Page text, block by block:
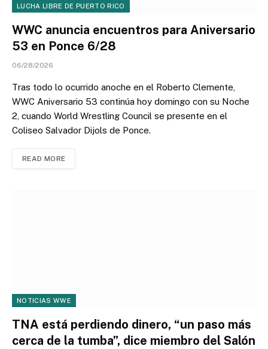
LUCHA LIBRE DE PUERTO RICO
WWC anuncia encuentros para Aniversario
53 en Ponce 6/28
06/28/2026
Tras todo lo ocurrido anoche en el Roberto Clemente,
WWC Aniversario 53 continúa hoy domingo con su Noche
2, cuando World Wrestling Council se presente en el
Coliseo Salvador Dijols de Ponce.
READ MORE
NOTICIAS WWE
TNA está perdiendo dinero, “un paso más
cerca de la tumba”, dice miembro del Salón